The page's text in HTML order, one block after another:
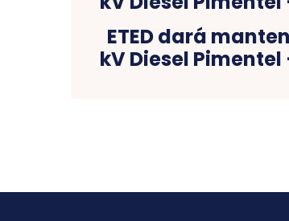
ETED dará
kV Diesel